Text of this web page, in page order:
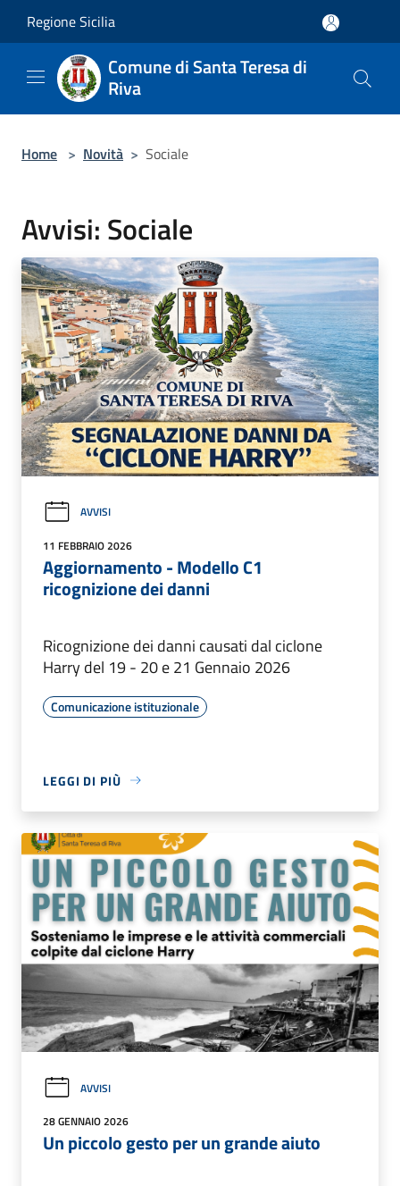
Regione Sicilia
Comune di Santa Teresa di
Riva
Home > Novità > Sociale
Avvisi: Sociale
AVVISI
11 FEBBRAIO 2026
Aggiornamento - Modello C1
ricognizione dei danni
Ricognizione dei danni causati dal ciclone
Harry del 19 - 20 e 21 Gennaio 2026
Comunicazione istituzionale
LEGGI DI PIÙ
AVVISI
28 GENNAIO 2026
Un piccolo gesto per un grande aiuto